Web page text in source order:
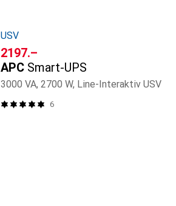
USV
CHF
2197.–
APC Smart-UPS
3000 VA, 2700 W, Line-Interaktiv USV
6